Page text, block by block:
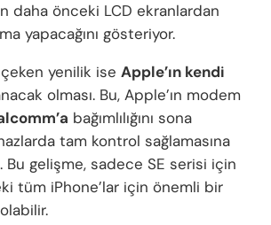
daha önceki LCD ekranlardan
yapacağını gösteriyor.
yenilik ise Apple’ın kendi
olması. Bu, Apple’ın modem
bağımlılığını sona
tam kontrol sağlamasına
Bu gelişme, sadece SE serisi için
tüm iPhone’lar için önemli bir